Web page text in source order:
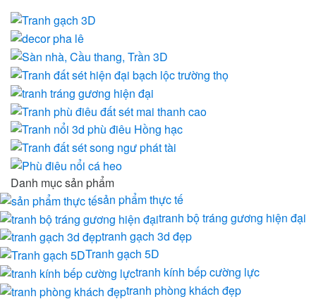
Danh mục sản phẩm
sản phẩm thực tế
tranh bộ tráng gương hiện đại
tranh gạch 3d đẹp
Tranh gạch 5D
tranh kính bếp cường lực
tranh phòng khách đẹp